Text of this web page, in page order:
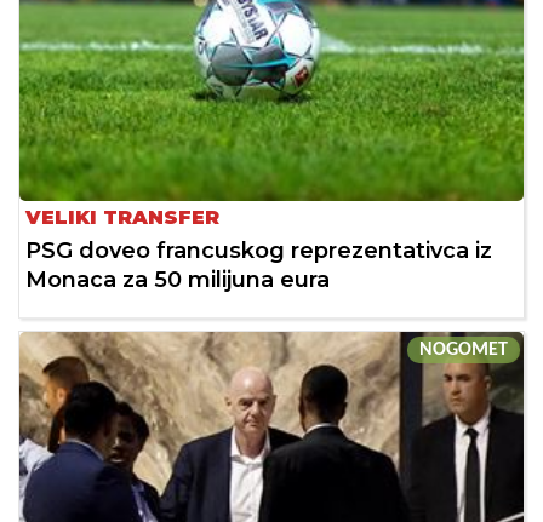
VELIKI TRANSFER
PSG doveo francuskog reprezentativca iz
Monaca za 50 milijuna eura
NOGOMET